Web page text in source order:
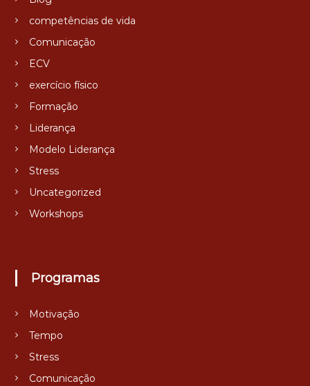
competências de vida
Comunicação
ECV
exercício físico
Formação
Liderança
Modelo Liderança
Stress
Uncategorized
Workshops
Programas
Motivação
Tempo
Stress
Comunicação